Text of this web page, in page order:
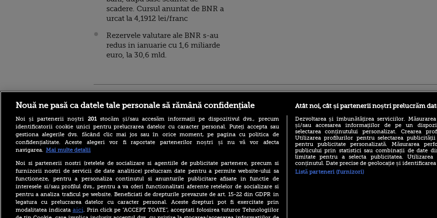
scadere. Cursul anuntat de BNR a
urcat la 4,1912 lei/franc
Rezervele valutare ale BNR s-au
redus in ianuarie cu 1,6 miliarde
euro, la 30,6 mld.
româncă a fost arestată în
Germania pentru spionaj în
favoarea Rusiei
Alerta West Nile: două
persoane au murit, iar
numărul cazurilor a ajuns la
10. Măsurile de protecție
împotriva țânțarilor
(P) Descoperă Lumea
Evenimentelor din România
Nouă ne pasă ca datele tale personale să rămână confidențiale
Noi și partenerii noștri 201stocăm și/sau accesăm informații pe dispozitivul dvs., precum
identificatorii cookie unici pentru prelucrarea datelor cu caracter personal. Puteți accepta sau
gestiona alegerile dvs. făcând clic mai jos sau în orice moment, pe pagina cu politica de
confidențialitate. Aceste alegeri vor fi raportate partenerilor noștri și nu vă vor afecta
navigarea. Mai multe detalii
Noi si partenerii nostri (retelele de socializare si agentiile de publicitate partenere, precum si
furnizorii nostri de servicii de date analitice) prelucram date pentru a permite website-ului sa
functioneze, pentru a personaliza continutul si anunturile publicitare afisate in functie de
interesele si/sau profilul dvs., pentru a va oferi functionalitati aferente retelelor de socializare si
pentru a analiza traficul pe website. Beneficiati de drepturile prevazute de art. 15-22 din GDPR in
legatura cu prelucrarea datelor cu caracter personal. Aceste drepturi pot fi exercitate prin
modalitatea indicata aici. Prin click pe “ACCEPT TOATE”, acceptati folosirea tuturor Tehnologiilor
Atât noi, cât și partenerii noștri prelucrăm
Dezvoltarea și îmbunătățirea serviciilor.
și/sau accesarea informațiilor de pe un
selectarea conținutului personalizat. Crearea
Utilizarea profilurilor pentru selectarea
pentru publicitate personalizată. Măsurarea
publicului prin statistici sau combinații de date
limitate pentru a selecta publicitatea.
conținutul. Date precise de geolocație și
Listă parteneri (furnizori)